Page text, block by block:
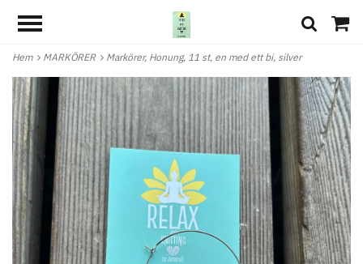
Hem MARKÖRER Markörer, Honung, 11 st, en med ett bi, silver